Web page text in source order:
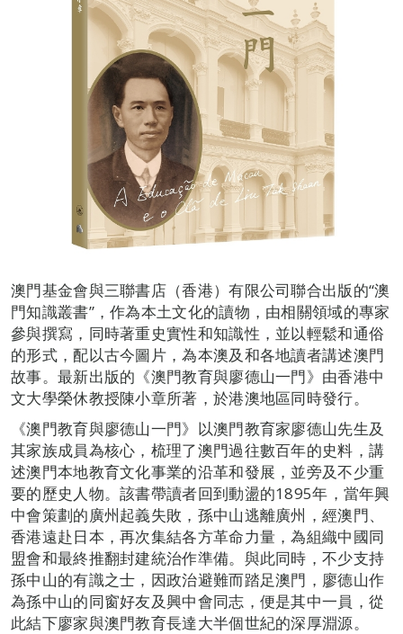
澳門基金會與三聯書店（香港）有限公司聯合出版的“澳
門知識叢書”，作為本土文化的讀物，由相關領域的專家
參與撰寫，同時著重史實性和知識性，並以輕鬆和通俗
的形式，配以古今圖片，為本澳及和各地讀者講述澳門
故事。最新出版的《澳門教育與廖德山一門》由香港中
文大學榮休教授陳小章所著，於港澳地區同時發行。
《澳門教育與廖德山一門》以澳門教育家廖德山先生及
其家族成員為核心，梳理了澳門過往數百年的史料，講
述澳門本地教育文化事業的沿革和發展，並旁及不少重
要的歷史人物。該書帶讀者回到動盪的1895年，當年興
中會策劃的廣州起義失敗，孫中山逃離廣州，經澳門、
香港遠赴日本，再次集結各方革命力量，為組織中國同
盟會和最終推翻封建統治作準備。與此同時，不少支持
孫中山的有識之士，因政治避難而踏足澳門，廖德山作
為孫中山的同窗好友及興中會同志，便是其中一員，從
此結下廖家與澳門教育長達大半個世紀的深厚淵源。